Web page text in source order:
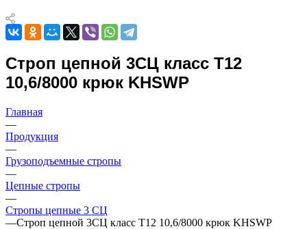
Строп цепной 3СЦ класс Т12
10,6/8000 крюк KHSWP
Главная
—
Продукция
—
Грузоподъемные стропы
—
Цепные стропы
—
Стропы цепные 3 СЦ
—Строп цепной 3СЦ класс Т12 10,6/8000 крюк KHSWP